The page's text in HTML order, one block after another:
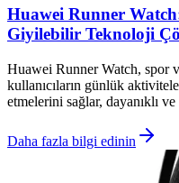
Huawei Runner
Giyilebilir Teknoloji
Huawei Runner Watch, spor
kullanıcıların günlük
etmelerini sağlar, dayanıklı
Daha fazla bilgi edinin